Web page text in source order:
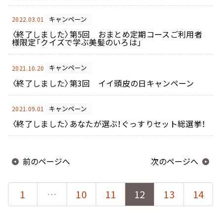
サポートアイテム一覧
お得なおまとめ定期コース
2022.03.01 キャンペーン
〈終了しました〉第5回 おまとめ定期コースご利用者
様限定「クイズで学ぶ美髪のいろは」
2021.10.20 キャンペーン
〈終了しました〉第3回 イイ頭皮の日キャンペーン
2021.09.01 キャンペーン
〈終了しました〉あなたが選ぶ！ぐっすりセット総選挙！
前のページへ
1 … 10 11 12 13 14
次のページへ